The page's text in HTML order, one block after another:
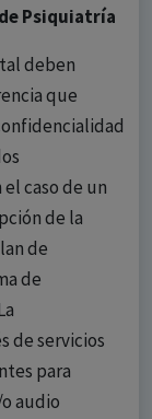
Psiquiatría
deben
que
caso de un
de la
de
de
de servicios
para
audio